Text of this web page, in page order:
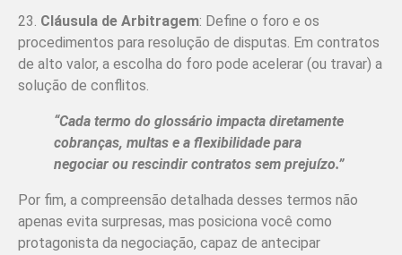
23. Cláusula de Arbitragem: Define o foro e os
procedimentos para resolução de disputas. Em contratos
de alto valor, a escolha do foro pode acelerar (ou travar) a
solução de conflitos.
“Cada termo do glossário impacta diretamente
cobranças, multas e a flexibilidade para
negociar ou rescindir contratos sem prejuízo.”
Por fim, a compreensão detalhada desses termos não
apenas evita surpresas, mas posiciona você como
protagonista da negociação, capaz de antecipar